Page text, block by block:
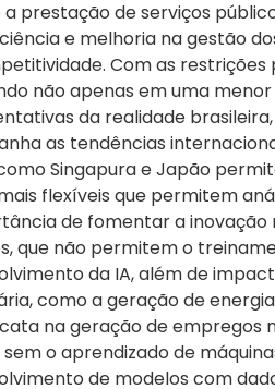
prestação de serviços
e melhoria na gestão
Com as restrições
não apenas em uma
da realidade
as tendências
Singapura e Japão
flexíveis que permitem
de fomentar a inovação
que não permitem o
da IA, além de
como a geração de
na geração de empregos
sem o aprendizado de
de modelos com